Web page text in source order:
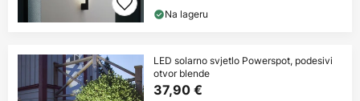
Na lageru
LED solarno svjetlo Powerspot, podesivi
otvor blende
37,90 €